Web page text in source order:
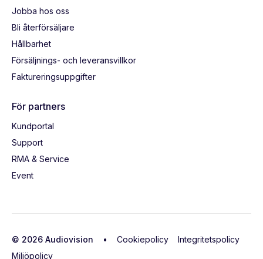
Jobba hos oss
Bli återförsäljare
Hållbarhet
Försäljnings- och leveransvillkor
Faktureringsuppgifter
För partners
Kundportal
Support
RMA & Service
Event
© 2026 Audiovision • Cookiepolicy
Integritetspolicy
Miljöpolicy